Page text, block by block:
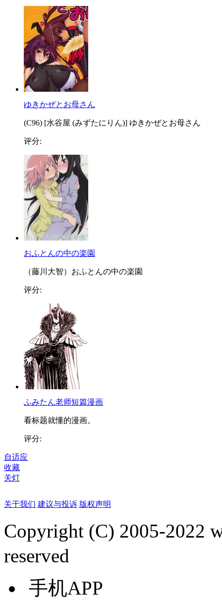
ゆきかぜとお母さん
(C96) [水谷屋 (みずたにりん)] ゆきかぜとお母さん
评分:
おふとんの中の楽園
（藤川大智）おふとんの中の楽園
评分:
ふみたん老师短篇漫画
看标题就懂的漫画。
评分:
自适应
收藏
关灯
关于我们 建议与投诉 版权声明
Copyright (C) 2005-2022
reserved
手机APP